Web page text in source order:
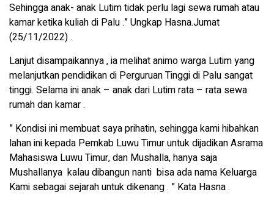
Sehingga anak- anak Lutim tidak perlu lagi sewa rumah atau
kamar ketika kuliah di Palu .” Ungkap Hasna.Jumat
(25/11/2022) .
Lanjut disampaikannya , ia melihat animo warga Lutim yang
melanjutkan pendidikan di Perguruan Tinggi di Palu sangat
tinggi. Selama ini anak – anak dari Lutim rata – rata sewa
rumah dan kamar .
” Kondisi ini membuat saya prihatin, sehingga kami hibahkan
lahan ini kepada Pemkab Luwu Timur untuk dijadikan Asrama
Mahasiswa Luwu Timur, dan Mushalla, hanya saja
Mushallanya kalau dibangun nanti bisa ada nama Keluarga
Kami sebagai sejarah untuk dikenang . ” Kata Hasna .